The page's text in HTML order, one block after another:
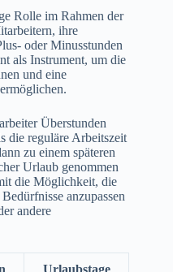
Rolle im Rahmen der
ihre
oder Minusstunden
als Instrument, um die
und eine
Überstunden
die reguläre Arbeitszeit
zu einem späteren
Urlaub genommen
die Möglichkeit, die
anzupassen
andere
Urlaubstage